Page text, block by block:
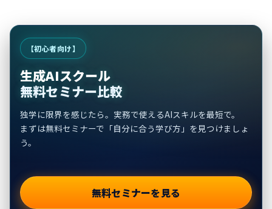
【初心者向け】
生成AIスクール
無料セミナー比較
独学に限界を感じたら。実務で使えるAIスキルを最短で。
まずは無料セミナーで「自分に合う学び方」を見つけましょ
う。
無料セミナーを見る